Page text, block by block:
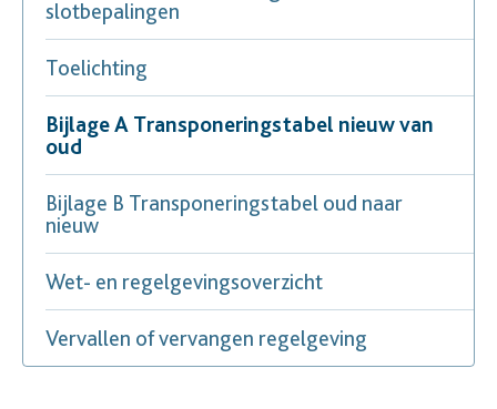
slotbepalingen
Toelichting
Bijlage A Transponeringstabel nieuw van
oud
Bijlage B Transponeringstabel oud naar
nieuw
Wet- en regelgevingsoverzicht
Vervallen of vervangen regelgeving